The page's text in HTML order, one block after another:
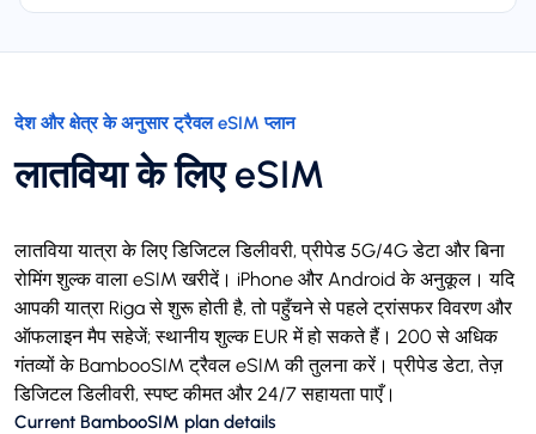
देश और क्षेत्र के अनुसार ट्रैवल eSIM प्लान
लातविया के लिए eSIM
लातविया यात्रा के लिए डिजिटल डिलीवरी, प्रीपेड 5G/4G डेटा और बिना
रोमिंग शुल्क वाला eSIM खरीदें। iPhone और Android के अनुकूल। यदि
आपकी यात्रा Riga से शुरू होती है, तो पहुँचने से पहले ट्रांसफर विवरण और
ऑफलाइन मैप सहेजें; स्थानीय शुल्क EUR में हो सकते हैं। 200 से अधिक
गंतव्यों के BambooSIM ट्रैवल eSIM की तुलना करें। प्रीपेड डेटा, तेज़
डिजिटल डिलीवरी, स्पष्ट कीमत और 24/7 सहायता पाएँ।
Current BambooSIM plan details